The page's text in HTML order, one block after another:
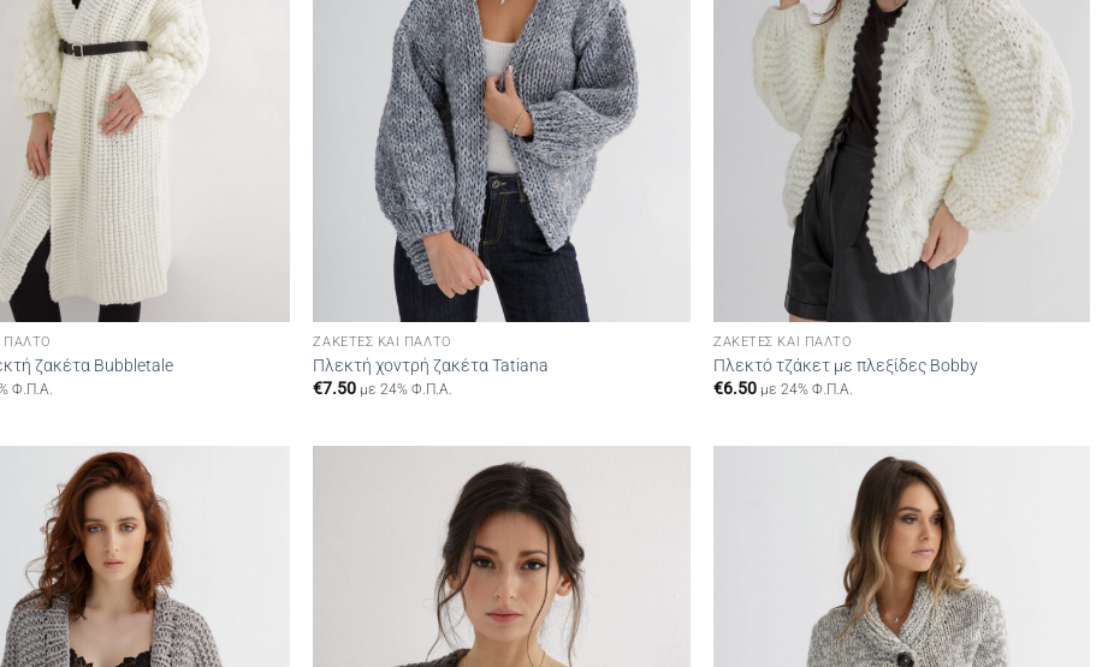
ΠΑΛΤΌ
ζακέτα Bubbletale
Φ.Π.Α.
ΖΑΚΈΤΕΣ ΚΑΙ ΠΑΛΤΌ
Πλεκτή χοντρή ζακέτα Tatiana
€7.50 με 24% Φ.Π.Α.
ΖΑΚΈΤΕΣ ΚΑΙ ΠΑΛΤΌ
Πλεκτό τζάκετ με πλεξίδες Bobby
€6.50 με 24% Φ.Π.Α.